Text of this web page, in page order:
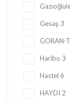
Gesaş 3
GORAN-
Haribo 3
Hastel 6
HAYDI 2